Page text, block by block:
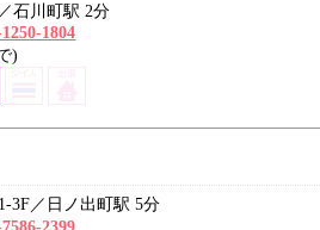
／石川町駅 2分
1804
)
3F／ 日ノ出町駅 5分